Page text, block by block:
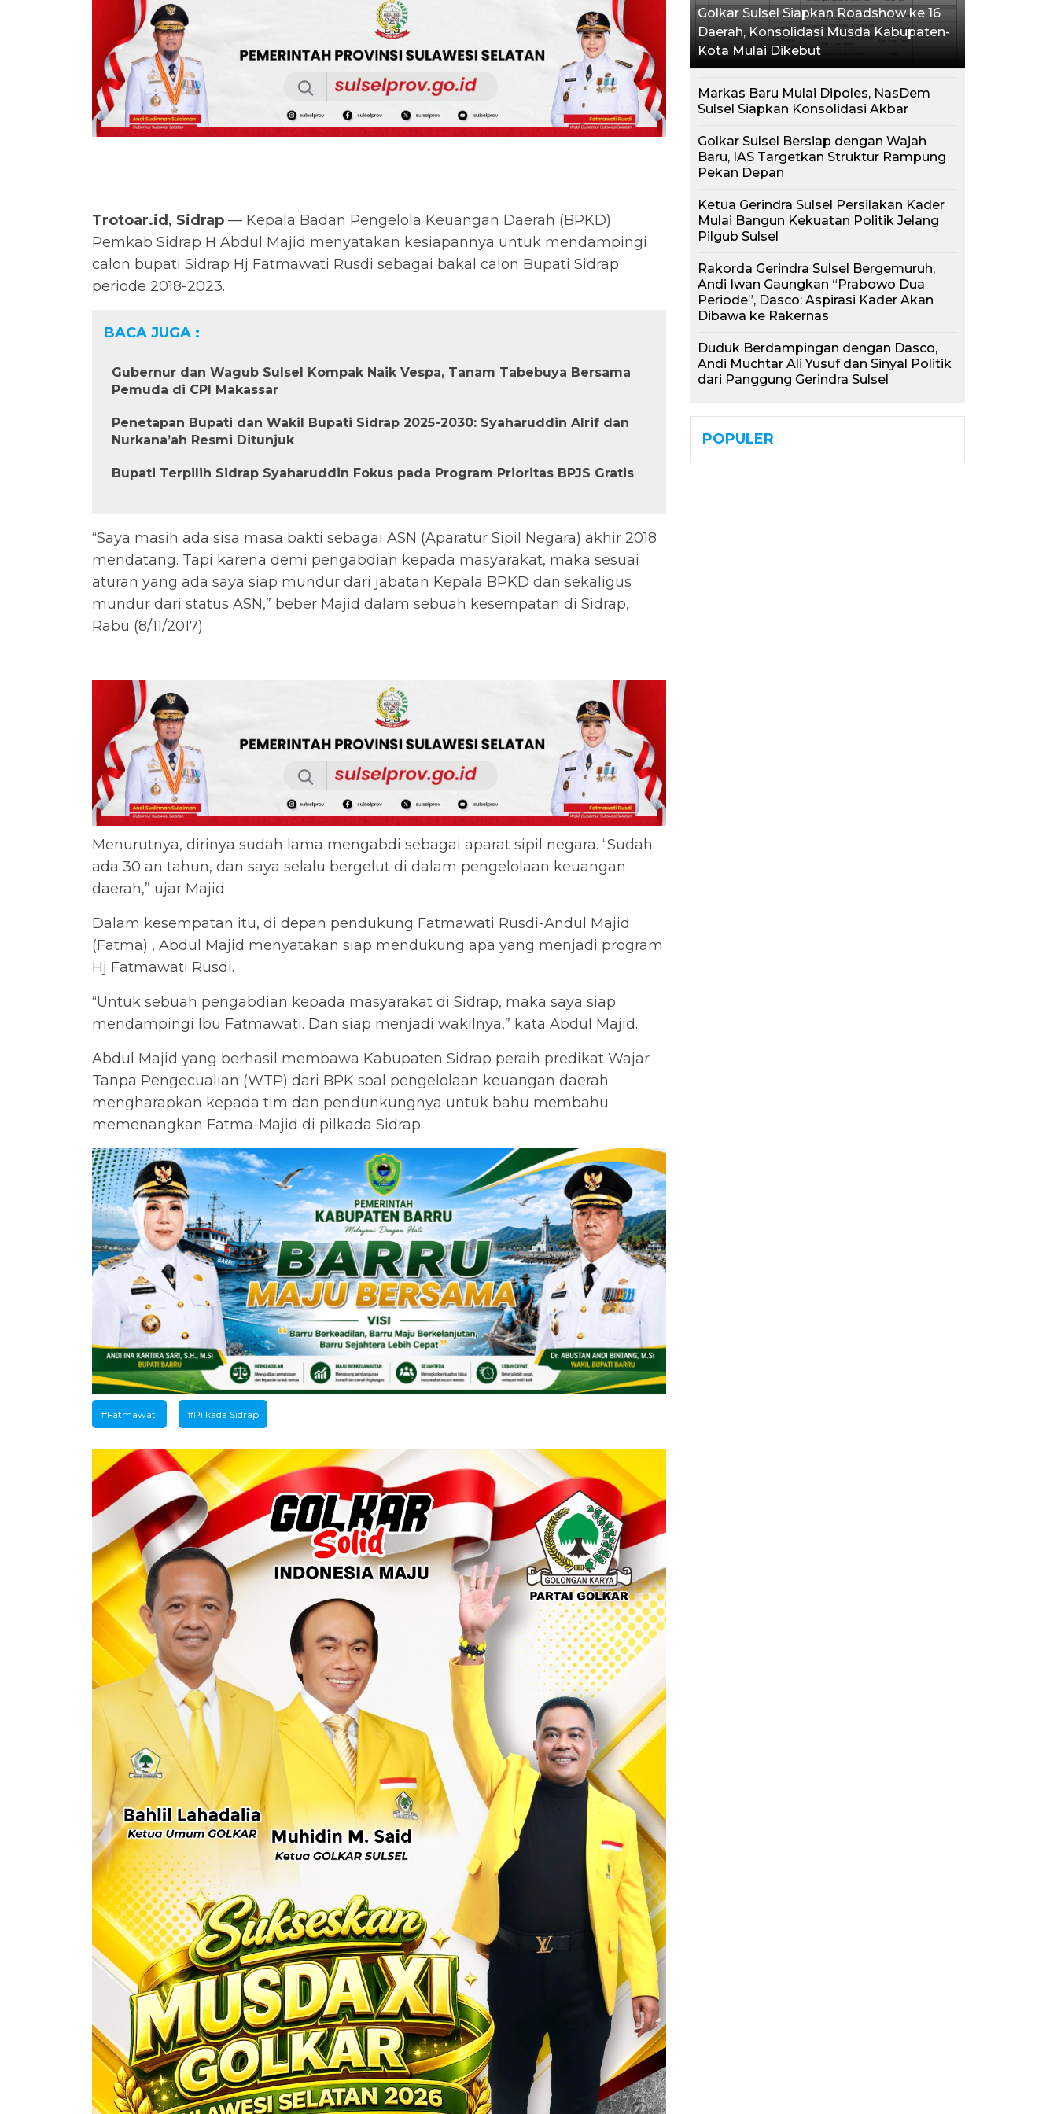
Trotoar.id, Sidrap — Kepala Badan Pengelola Keuangan Daerah (BPKD)
Pemkab Sidrap H Abdul Majid menyatakan kesiapannya untuk mendampingi
calon bupati Sidrap Hj Fatmawati Rusdi sebagai bakal calon Bupati Sidrap
periode 2018-2023.
BACA JUGA :
Gubernur dan Wagub Sulsel Kompak Naik Vespa, Tanam Tabebuya Bersama
Pemuda di CPI Makassar
Penetapan Bupati dan Wakil Bupati Sidrap 2025-2030: Syaharuddin Alrif dan
Nurkana’ah Resmi Ditunjuk
Bupati Terpilih Sidrap Syaharuddin Fokus pada Program Prioritas BPJS Gratis
“Saya masih ada sisa masa bakti sebagai ASN (Aparatur Sipil Negara) akhir 2018
mendatang. Tapi karena demi pengabdian kepada masyarakat, maka sesuai
aturan yang ada saya siap mundur dari jabatan Kepala BPKD dan sekaligus
mundur dari status ASN,” beber Majid dalam sebuah kesempatan di Sidrap,
Rabu (8/11/2017).
Menurutnya, dirinya sudah lama mengabdi sebagai aparat sipil negara. “Sudah
ada 30 an tahun, dan saya selalu bergelut di dalam pengelolaan keuangan
daerah,” ujar Majid.
Dalam kesempatan itu, di depan pendukung Fatmawati Rusdi-Andul Majid
(Fatma) , Abdul Majid menyatakan siap mendukung apa yang menjadi program
Hj Fatmawati Rusdi.
“Untuk sebuah pengabdian kepada masyarakat di Sidrap, maka saya siap
mendampingi Ibu Fatmawati. Dan siap menjadi wakilnya,” kata Abdul Majid.
Abdul Majid yang berhasil membawa Kabupaten Sidrap peraih predikat Wajar
Tanpa Pengecualian (WTP) dari BPK soal pengelolaan keuangan daerah
mengharapkan kepada tim dan pendunkungnya untuk bahu membahu
memenangkan Fatma-Majid di pilkada Sidrap.
#Fatmawati #Pilkada Sidrap
Golkar Sulsel Siapkan Roadshow ke 16
Daerah, Konsolidasi Musda Kabupaten-
Kota Mulai Dikebut
Markas Baru Mulai Dipoles, NasDem
Sulsel Siapkan Konsolidasi Akbar
Golkar Sulsel Bersiap dengan Wajah
Baru, IAS Targetkan Struktur Rampung
Pekan Depan
Ketua Gerindra Sulsel Persilakan Kader
Mulai Bangun Kekuatan Politik Jelang
Pilgub Sulsel
Rakorda Gerindra Sulsel Bergemuruh,
Andi Iwan Gaungkan “Prabowo Dua
Periode”, Dasco: Aspirasi Kader Akan
Dibawa ke Rakernas
Duduk Berdampingan dengan Dasco,
Andi Muchtar Ali Yusuf dan Sinyal Politik
dari Panggung Gerindra Sulsel
POPULER